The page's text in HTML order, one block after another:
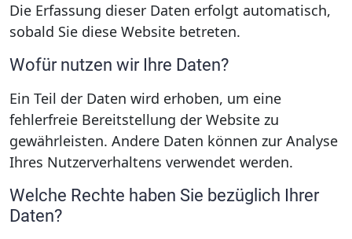
Die Erfassung dieser Daten erfolgt automatisch,
sobald Sie diese Website betreten.
Wofür nutzen wir Ihre Daten?
Ein Teil der Daten wird erhoben, um eine
fehlerfreie Bereitstellung der Website zu
gewährleisten. Andere Daten können zur Analyse
Ihres Nutzerverhaltens verwendet werden.
Welche Rechte haben Sie bezüglich Ihrer
Daten?